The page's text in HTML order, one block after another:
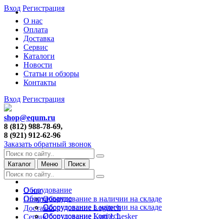
О нас
Оплата
Доставка
Сервис
Каталоги
Новости
Статьи и обзоры
Контакты
Вход Регистрация
Вход Регистрация
shop@equm.ru
8 (812) 988-78-69,
8 (921) 912-62-96
Заказать обратный звонок
Каталог Меню Поиск
О нас
Оплата
Доставка
Сервис
Оборудование
Оборудование в наличии на складе
Оборудование Logitech
Оборудование Kurt J. Lesker
Оборудование
Оборудование в наличии на складе
Оборудование Logitech